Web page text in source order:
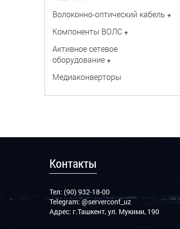
Волоконно-оптический кабель +
Компоненты ВОЛС +
Активное сетевое
оборудование +
Медиаконверторы
Контакты
Тел: (90) 932-18-00
Telegram:@serverconf_uz
Адрес: г.Ташкент, ул. Мукими, 190